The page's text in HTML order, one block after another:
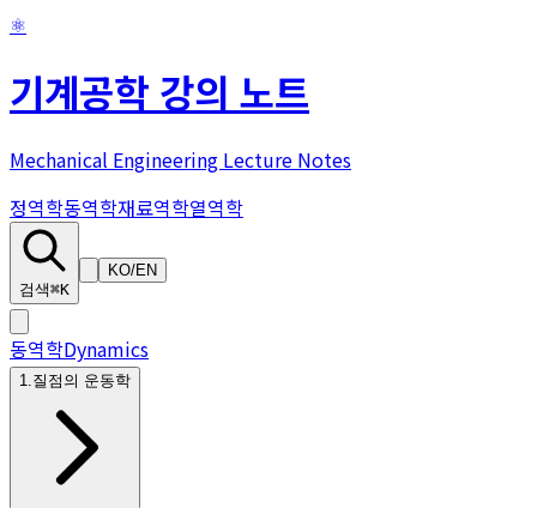
⚛
기계공학 강의 노트
Mechanical Engineering Lecture Notes
정역학동역학재료역학열역학
검색⌘K
KO/EN
동역학Dynamics
1 질점의 운동학